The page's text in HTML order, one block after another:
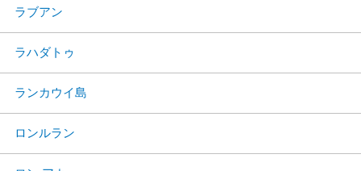
ラブアン
ラハダトゥ
ランカウイ島
ロンルラン